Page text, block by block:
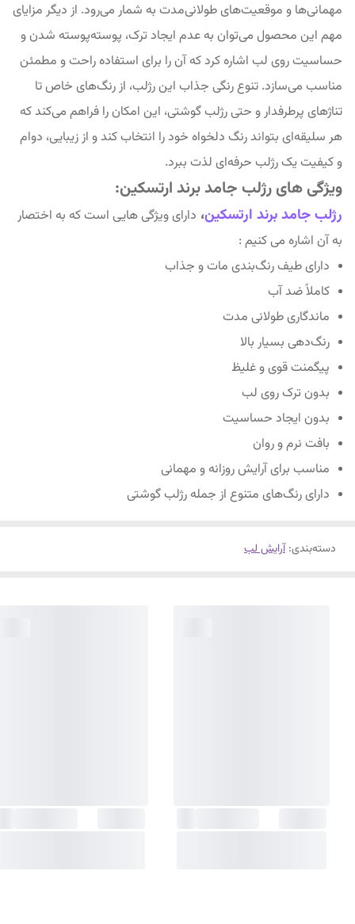
مهمانی‌ها و موقعیت‌های طولانی‌مدت به شمار می‌رود. از دیگر مزایای
مهم این محصول می‌توان به عدم ایجاد ترک، پوسته‌پوسته شدن و
حساسیت روی لب اشاره کرد که آن را برای استفاده راحت و مطمئن
مناسب می‌سازد. تنوع رنگی جذاب این رژلب، از رنگ‌های خاص تا
تناژهای پرطرفدار و حتی رژلب گوشتی، این امکان را فراهم می‌کند که
هر سلیقه‌ای بتواند رنگ دلخواه خود را انتخاب کند و از زیبایی، دوام
و کیفیت یک رژلب حرفه‌ای لذت ببرد.
ویژگی های رژلب جامد برند ارتسکین:
رژلب جامد برند ارتسکین، دارای ویژگی هایی است که به اختصار
به آن اشاره می کنیم :
دارای طیف رنگ‌بندی مات و جذاب
کاملاً ضد آب
ماندگاری طولانی مدت
رنگ‌دهی بسیار بالا
پیگمنت قوی و غلیظ
بدون ترک روی لب
بدون ایجاد حساسیت
بافت نرم و روان
مناسب برای آرایش روزانه و مهمانی
دارای رنگ‌های متنوع از جمله رژلب گوشتی
دسته‌بندی:آرایش لب